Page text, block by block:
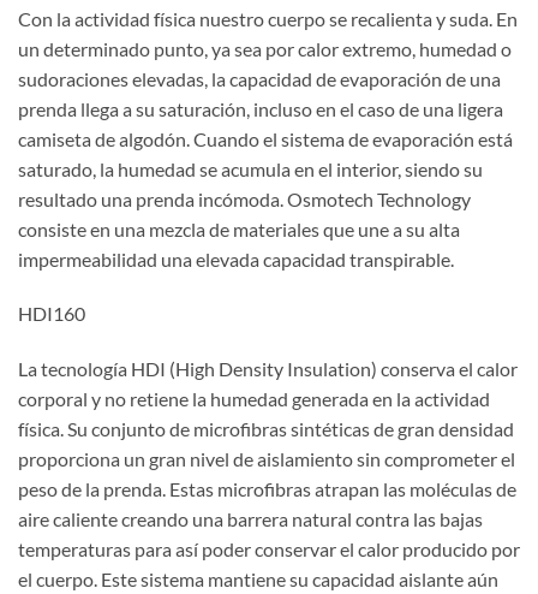
Con la actividad física nuestro cuerpo se recalienta y suda. En
un determinado punto, ya sea por calor extremo, humedad o
sudoraciones elevadas, la capacidad de evaporación de una
prenda llega a su saturación, incluso en el caso de una ligera
camiseta de algodón. Cuando el sistema de evaporación está
saturado, la humedad se acumula en el interior, siendo su
resultado una prenda incómoda. Osmotech Technology
consiste en una mezcla de materiales que une a su alta
impermeabilidad una elevada capacidad transpirable.
HDI160
La tecnología HDI (High Density Insulation) conserva el calor
corporal y no retiene la humedad generada en la actividad
física. Su conjunto de microfibras sintéticas de gran densidad
proporciona un gran nivel de aislamiento sin comprometer el
peso de la prenda. Estas microfibras atrapan las moléculas de
aire caliente creando una barrera natural contra las bajas
temperaturas para así poder conservar el calor producido por
el cuerpo. Este sistema mantiene su capacidad aislante aún